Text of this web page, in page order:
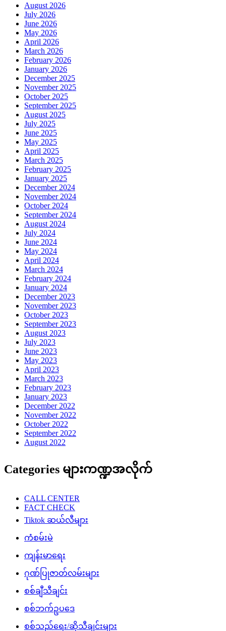
August 2026
July 2026
June 2026
May 2026
April 2026
March 2026
February 2026
January 2026
December 2025
November 2025
October 2025
September 2025
August 2025
July 2025
June 2025
May 2025
April 2025
March 2025
February 2025
January 2025
December 2024
November 2024
October 2024
September 2024
August 2024
July 2024
June 2024
May 2024
April 2024
March 2024
February 2024
January 2024
December 2023
November 2023
October 2023
September 2023
August 2023
July 2023
June 2023
May 2023
April 2023
March 2023
February 2023
January 2023
December 2022
November 2022
October 2022
September 2022
August 2022
Categories များကဏ္ဍအလိုက်
CALL CENTER
FACT CHECK
Tiktok ဆယ်လီများ
ကံစမ်းမဲ
ကျန်းမာရေး
ဂုဏ်ပြုဇာတ်လမ်းများ
စစ်ချီသီချင်း
စစ်ဘက်ဥပဒေ
စစ်သည်ရေး/ဆိုသီချင်းများ